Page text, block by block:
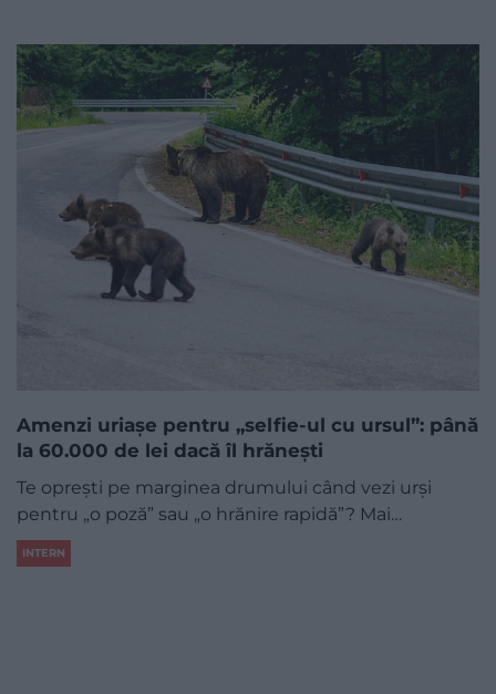
Amenzi uriașe pentru „selfie-ul cu ursul”: până
la 60.000 de lei dacă îl hrănești
Te oprești pe marginea drumului când vezi urși
pentru „o poză” sau „o hrănire rapidă”? Mai…
INTERN